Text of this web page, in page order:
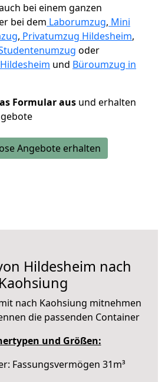
bei einem ganzen
bei dem Laborumzug, Mini
, Privatumzug Hildesheim,
oder
und Büroumzug in
Formular aus und erhalten
Angebote erhalten
Hildesheim nach
Kaohsiung
nach Kaohsiung mitnehmen
die passenden Container
und Größen:
Fassungsvermögen 31m³